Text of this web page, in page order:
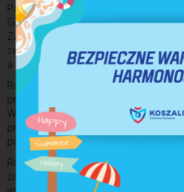
Połączenie finansowane jest
Gminę Mielno oraz Województwo
Zainteresowanie podróżnych z roku
sezonie z szynobusu skorzystało
a w tym roku liczba ta może zbliżyć
Rosnąca popularność połączenia
prezydent Koszalina Tomasz
Województwa
przeanalizowanie możliwości
połączenia kolejowego Koszalin –
Rozbudowane Centrum
zarówno mieszkańcom regionu, jak i